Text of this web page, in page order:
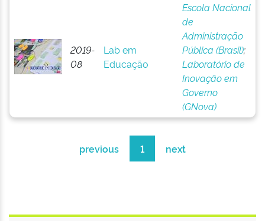
2019-
08
Lab em
Educação
Escola Nacional
de
Administração
Pública (Brasil);
Laboratório de
Inovação em
Governo
(GNova)
previous 1 next